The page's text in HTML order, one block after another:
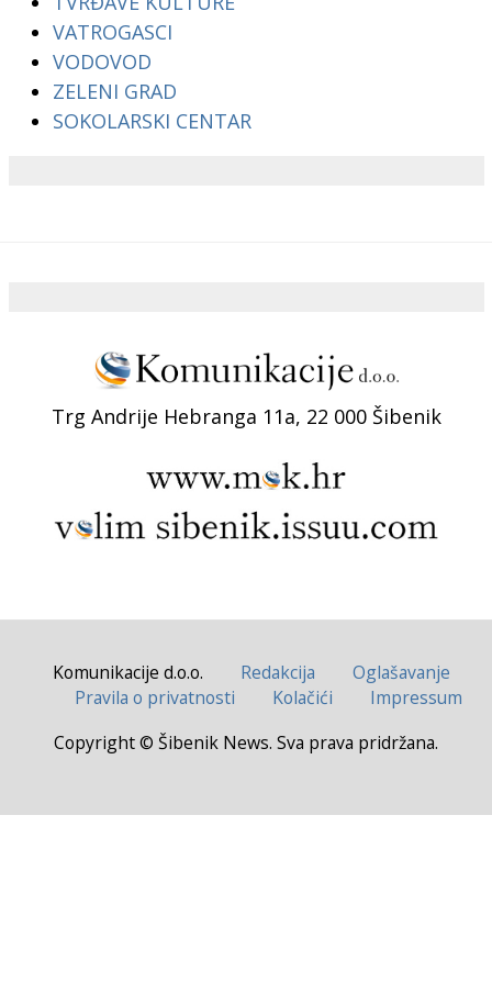
VATROGASCI
VODOVOD
ZELENI GRAD
SOKOLARSKI CENTAR
Trg Andrije Hebranga 11a, 22 000 Šibenik
Komunikacije d.o.o. Redakcija
Oglašavanje
Pravila o privatnosti
Kolačići
Impressum
Copyright © Šibenik News. Sva prava pridržana.